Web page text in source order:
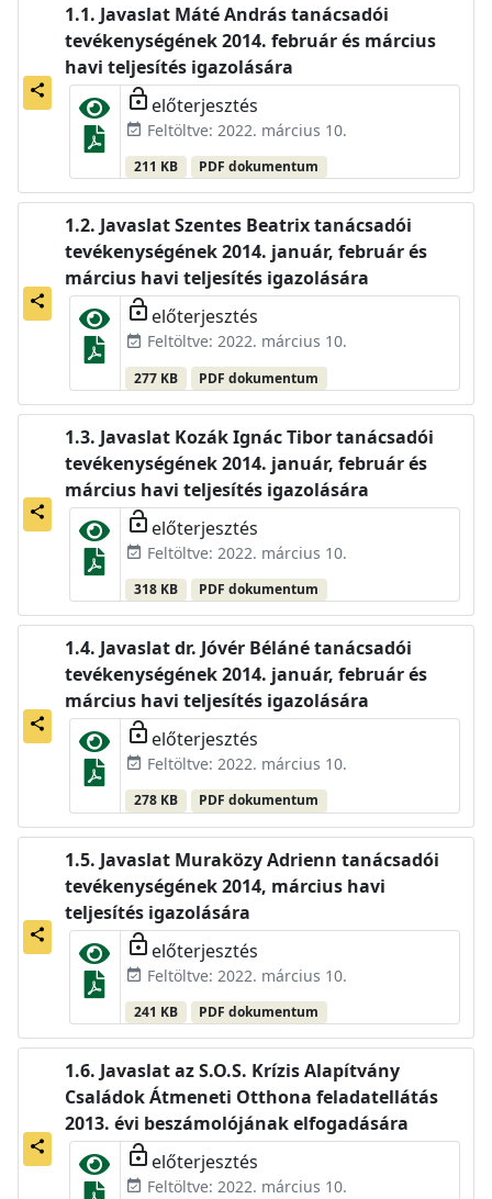
share
Javaslat Máté András tanácsadói
tevékenységének 2014. február és március
havi teljesítés igazolására
lock_open előterjesztés
event_available Feltöltve: 2022. március 10.
211 KB PDF dokumentum
share
Javaslat Szentes Beatrix tanácsadói
tevékenységének 2014. január, február és
március havi teljesítés igazolására
lock_open előterjesztés
event_available Feltöltve: 2022. március 10.
277 KB PDF dokumentum
share
Javaslat Kozák Ignác Tibor tanácsadói
tevékenységének 2014. január, február és
március havi teljesítés igazolására
lock_open előterjesztés
event_available Feltöltve: 2022. március 10.
318 KB PDF dokumentum
share
Javaslat dr. Jóvér Béláné tanácsadói
tevékenységének 2014. január, február és
március havi teljesítés igazolására
lock_open előterjesztés
event_available Feltöltve: 2022. március 10.
278 KB PDF dokumentum
share
Javaslat Muraközy Adrienn tanácsadói
tevékenységének 2014, március havi
teljesítés igazolására
lock_open előterjesztés
event_available Feltöltve: 2022. március 10.
241 KB PDF dokumentum
share
Javaslat az S.O.S. Krízis Alapítvány
Családok Átmeneti Otthona feladatellátás
2013. évi beszámolójának elfogadására
lock_open előterjesztés
event_available Feltöltve: 2022. március 10.